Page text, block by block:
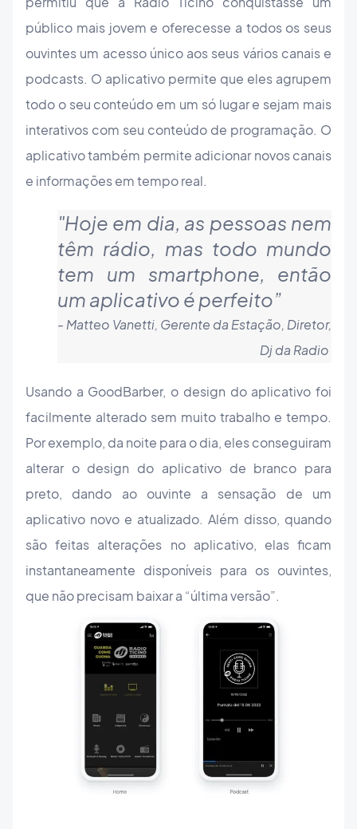
público mais jovem e oferecesse a todos os seus
ouvintes um acesso único aos seus vários canais e
podcasts. O aplicativo permite que eles agrupem
todo o seu conteúdo em um só lugar e sejam mais
interativos com seu conteúdo de programação. O
aplicativo também permite adicionar novos canais
e informações em tempo real.
"Hoje em dia, as pessoas nem
têm rádio, mas todo mundo
tem um smartphone, então
um aplicativo é perfeito​”
- Matteo Vanetti, Gerente da Estação, Diretor,
Dj da Radio
Usando a GoodBarber, o design do aplicativo foi
facilmente alterado sem muito trabalho e tempo.
Por exemplo, da noite para o dia, eles conseguiram
alterar o design do aplicativo de branco para
preto, dando ao ouvinte a sensação de um
aplicativo novo e atualizado. Além disso, quando
são feitas alterações no aplicativo, elas ficam
instantaneamente disponíveis para os ouvintes,
que não precisam baixar a “última versão”.